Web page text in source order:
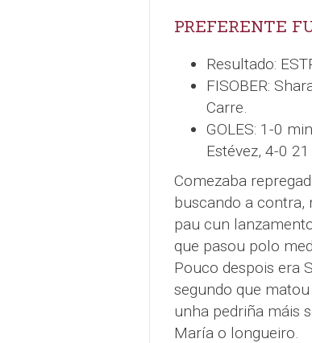
PREFERENTE
Resultado:
FISOBER:
Carre.
GOLES: 1-0
Estévez, 4-0
Comezaba
buscando a contra,
pau cun
que pasou polo
Pouco despois era
segundo que
unha pedriña máis
María o longueiro.